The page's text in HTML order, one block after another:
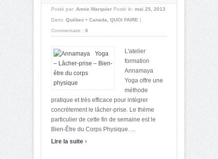
Posté par: Annie Marquier Posté le: mai 25, 2013
Dans: Québec • Canada QUOI FAIRE |
Commentaire : 0
L'atelier
formation
Annamaya
Yoga offre une
méthode
pratique et très efficace pour intégrer
concrètement le lâcher-prise. Le thème
particulier de cette fin de semaine est le
Bien-Être du Corps Physique. ...
Lire la suite ›